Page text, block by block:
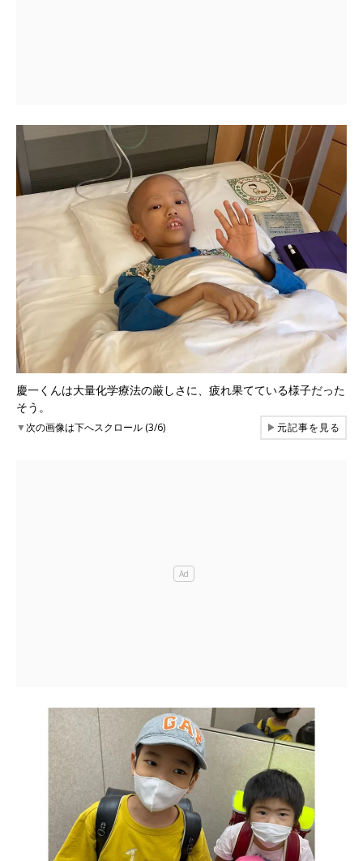
慶一くんは大量化学療法の厳しさに、疲れ果てている様子だった
そう。
▼次の画像は下へスクロール (3/6) ▶元記事を見る